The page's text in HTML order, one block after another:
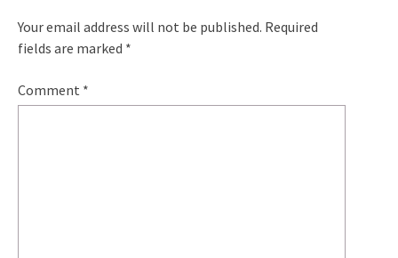
Your email address will not be published. Required
fields are marked *
Comment *